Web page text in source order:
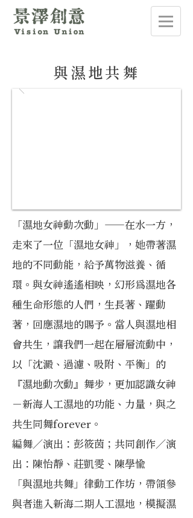
與濕地共舞
「濕地女神動次動」──在水一方，
走來了一位「濕地女神」，她帶著濕
地的不同動能，給予萬物滋養、循
環。與女神遙遙相映，幻形為濕地各
種生命形態的人們，生長著、躍動
著，回應濕地的賜予。當人與濕地相
會共生，讓我們一起在層層流動中，
以「沈澱、過濾、吸附、平衡」的
『濕地動次動』舞步，更加認識女神
－新海人工濕地的功能、力量，與之
共生同舞forever。
編舞／演出：彭筱茵；共同創作／演
出：陳怡靜、莊凱雯、陳學愉
「與濕地共舞」律動工作坊，帶領參
與者進入新海二期人工濕地，模擬濕